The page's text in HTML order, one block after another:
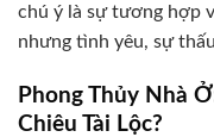
chú ý là sự tương hợp
nhưng tình yêu, sự
Phong Thủy Nhà
Chiêu Tài Lộc?